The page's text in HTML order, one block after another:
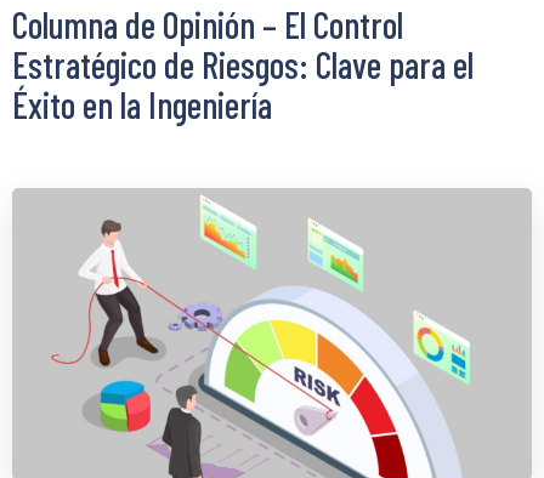
Columna de Opinión – El Control
Estratégico de Riesgos: Clave para el
Éxito en la Ingeniería